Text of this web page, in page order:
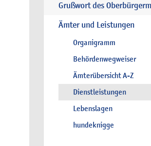
Grußwort des
Ämter und Leistungen
Organigramm
Behördenwegweiser
Ämterübersicht A-Z
Dienstleistungen
Lebenslagen
hundeknigge